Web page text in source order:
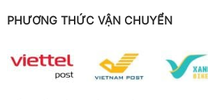
PHƯƠNG THỨC VẬN CHUYỂN